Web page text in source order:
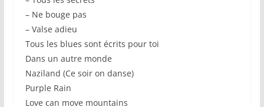
– Ne bouge pas
– Valse adieu
Tous les blues sont écrits pour toi
Dans un autre monde
Naziland (Ce soir on danse)
Purple Rain
Love can move mountains